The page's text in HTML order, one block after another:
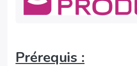
Prérequis :